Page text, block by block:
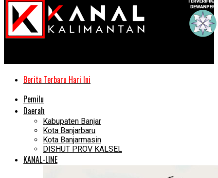
Berita Terbaru Hari Ini
Pemilu
Daerah
Kabupaten Banjar
Kota Banjarbaru
Kota Banjarmasin
DISHUT PROV KALSEL
KANAL-LINE